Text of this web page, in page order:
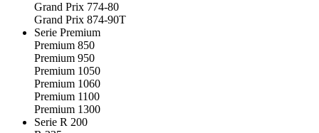
Grand Prix 774-80
Grand Prix 874-90T
Serie Premium
Premium 850
Premium 950
Premium 1050
Premium 1060
Premium 1100
Premium 1300
Serie R 200